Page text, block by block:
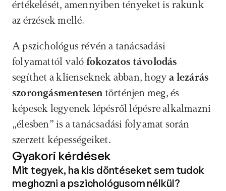
értékelését, amennyiben tényeket is rakunk
az érzések mellé.
A pszichológus révén a tanácsadási
folyamattól való fokozatos távolodás
segíthet a klienseknek abban, hogy a lezárás
szorongásmentesen történjen meg, és
képesek legyenek lépésről lépésre alkalmazni
„élesben” is a tanácsadási folyamat során
szerzett képességeiket.
Gyakori kérdések
Mit tegyek, ha kis döntéseket sem tudok
meghozni a pszichológusom nélkül?